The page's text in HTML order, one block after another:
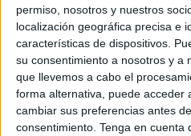
permiso, nosotros y nuestros
localización geográfica precisa e
características de dispositivos.
su consentimiento a nosotros y a
que llevemos a cabo el
forma alternativa, puede acceder
cambiar sus preferencias antes
consentimiento. Tenga en cuenta
La organización junto a la
invitó al ceutí Juan Carlos
Dasa), sacerdote hindú y
Hindú de España.
la jornada inaugural visitando
junto a Ramesh Nanwani,